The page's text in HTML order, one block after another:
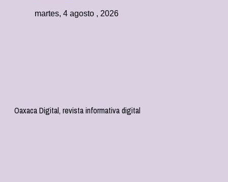
martes, 4 agosto , 2026
Oaxaca Digital, revista informativa digital